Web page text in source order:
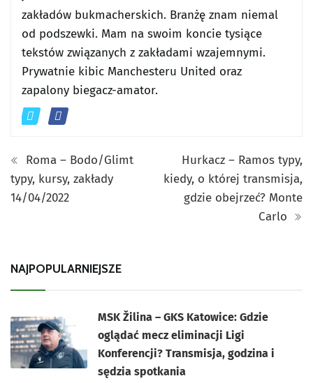
zakładów bukmacherskich. Branżę znam niemal
od podszewki. Mam na swoim koncie tysiące
tekstów związanych z zakładami wzajemnymi.
Prywatnie kibic Manchesteru United oraz
zapalony biegacz-amator.
Roma – Bodo/Glimt
typy, kursy, zakłady
14/04/2022
Hurkacz – Ramos typy,
kiedy, o której transmisja,
gdzie obejrzeć? Monte
Carlo
NAJPOPULARNIEJSZE
MSK Žilina – GKS Katowice: Gdzie
oglądać mecz eliminacji Ligi
Konferencji? Transmisja, godzina i
sędzia spotkania